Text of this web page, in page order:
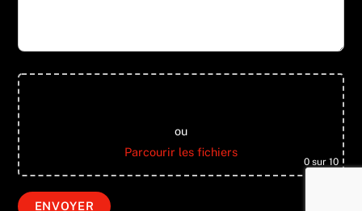
ou
Parcourir les fichiers
0sur 10